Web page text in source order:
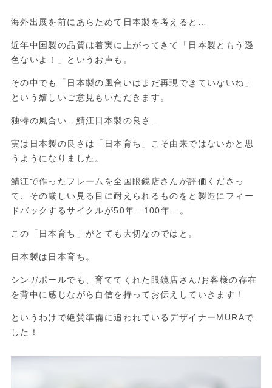
海外出展を前にあらためて日本製を考えると…
近年中国製の品質は着実に上がってきて「日本製ともう遜
色ないよ！」というお声も。
その中でも「日本製の風合いはまだ再現できていないね」
という嬉しいご意見もいただきます。
独特の風合い…鯖江日本製の良さ…
実は 日本製の良さ は 「日本育ち」 こそ由来ではないかと思
うようになりました。
鯖江で作ったフレームを全国眼鏡店さんが評価くださっ
て、その厳しい見る目 に耐えられるものをと製造にフィー
ドバックするサイクルが50年…100年…。
この「日本育ち」がとても大切なのではと。
日本製は日本育ち。
シンガポールでも、育ててくれた眼鏡店さん/お客様の存在
を背中に感じながら自信を持ってお伝えしていきます！
というわけで絶賛準備に追われているデザイナーMURAで
した！